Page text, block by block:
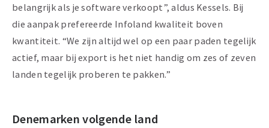
belangrijk als je software verkoopt”, aldus Kessels. Bij
die aanpak prefereerde Infoland kwaliteit boven
kwantiteit. “We zijn altijd wel op een paar paden tegelijk
actief, maar bij export is het niet handig om zes of zeven
landen tegelijk proberen te pakken.”
Denemarken volgende land